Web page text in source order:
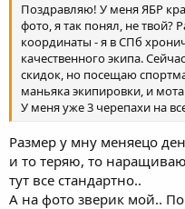
Поздравляю! У меня ЯБР
фото, я так понял, не твой?
координаты - я в СПб
качественного экипа.
скидок, но посещаю
маньяка экипировки, и
У меня уже 3 черепахи на
Размер у мну меняецо
и то теряю, то
тут все стандартно..
А на фото зверик мой..